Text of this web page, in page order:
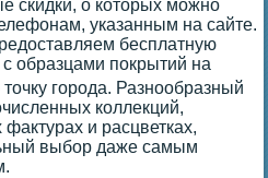
скидки, о которых можно
указанным на сайте.
бесплатную
образцами покрытий на
города. Разнообразный
коллекций,
и расцветках,
выбор даже самым